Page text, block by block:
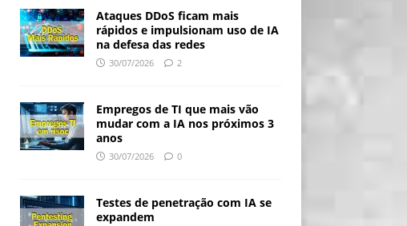
Ataques DDoS ficam mais
rápidos e impulsionam uso de IA
na defesa das redes
30/07/2026 2
Empregos de TI que mais vão
mudar com a IA nos próximos 3
anos
30/07/2026 0
Testes de penetração com IA se
expandem